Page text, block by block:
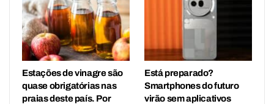
Estações de vinagre são
quase obrigatórias nas
praias deste país. Por
Está preparado?
Smartphones do futuro
virão sem aplicativos